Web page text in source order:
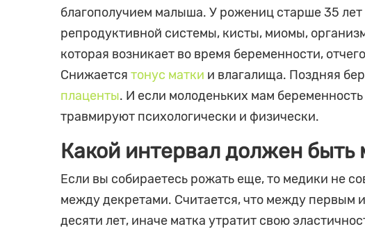
благополучием малыша. У рожениц старше 35
репродуктивной системы, кисты, миомы,
которая возникает во время беременности,
Снижается тонус матки и влагалища. Поздняя
плаценты. И если молоденьких мам
травмируют психологически и физически.
Какой интервал должен
Если вы собираетесь рожать еще, то медики не
между декретами. Считается, что между первым
десяти лет, иначе матка утратит свою